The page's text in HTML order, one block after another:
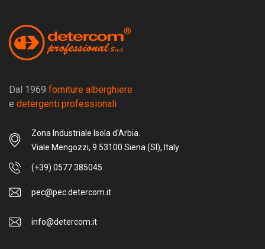
Dal 1969 forniture alberghiere
e detergenti professionali
Zona Industriale Isola d'Arbia.
Viale Mengozzi, 9 53100 Siena (SI), Italy
(+39) 0577 385045
pec@pec.detercom.it
info@detercom.it